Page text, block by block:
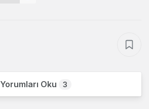
Yorumları Oku 3